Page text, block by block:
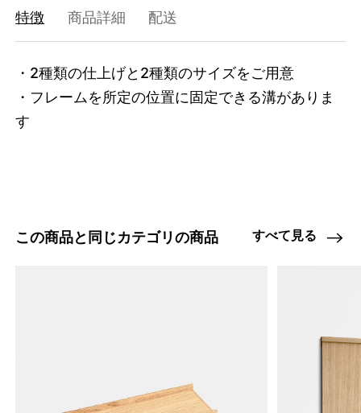
特徴 商品詳細 配送
・2種類の仕上げと2種類のサイズをご用意
・フレームを所定の位置に固定できる溝がありま
す
この商品と同じカテゴリの商品 すべて見る